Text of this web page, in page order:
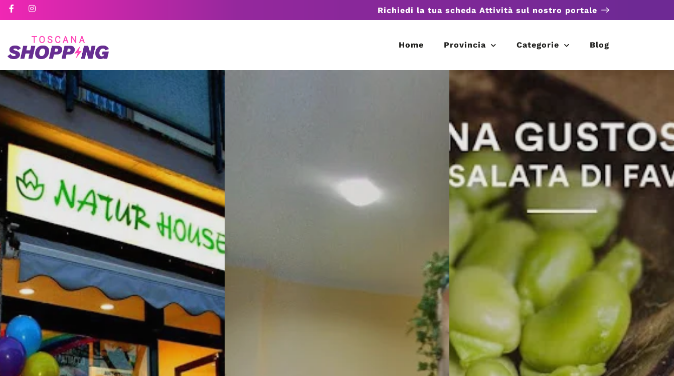
Richiedi la tua scheda Attività sul nostro portale
Home Provincia Categorie Blog